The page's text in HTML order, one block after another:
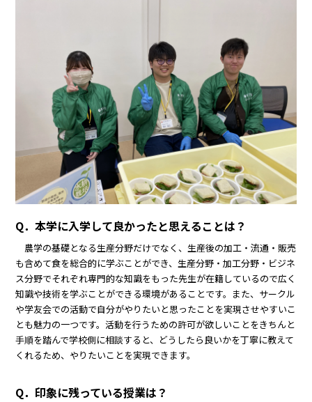
Q．本学に入学して良かったと思えることは？
農学の基礎となる生産分野だけでなく、生産後の加工・流通・販売
も含めて食を総合的に学ぶことができ、生産分野・加工分野・ビジネ
ス分野でそれぞれ専門的な知識をもった先生が在籍しているので広く
知識や技術を学ぶことができる環境があることです。また、サークル
や学友会での活動で自分がやりたいと思ったことを実現させやすいこ
とも魅力の一つです。活動を行うための許可が欲しいことをきちんと
手順を踏んで学校側に相談すると、どうしたら良いかを丁寧に教えて
くれるため、やりたいことを実現できます。
Q．印象に残っている授業は？